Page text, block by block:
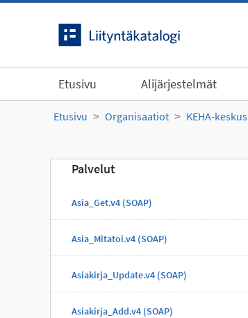
Etusivu Alijärjestelmät
Etusivu Organisaatiot KEHA-keskus
Palvelut
Asia_Get.v4 (SOAP)
Asia_Mitatoi.v4 (SOAP)
Asiakirja_Update.v4 (SOAP)
Asiakirja_Add.v4 (SOAP)